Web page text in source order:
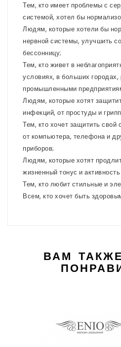
Тем, кто имеет проблемы с
системой, хотел бы
Людям, которые хотели бы
нервной системы, улучшить
бессонницу;
Тем, кто живет в
условиях, в больших городах,
промышленными
Людям, которые хотят
инфекций, от простуды и
Тем, кто хочет защитить свой
от компьютера, телефона и
приборов;
Людям, которые хотят
жизненный тонус и
Тем, кто любит стильные и
Всем, кто хочет быть
ВАМ